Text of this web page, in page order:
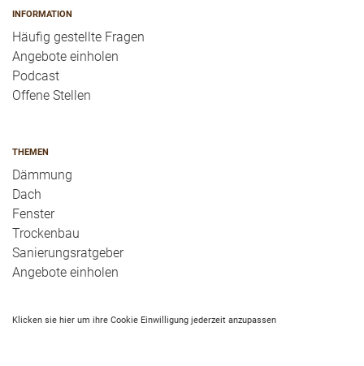
INFORMATION
Häufig gestellte Fragen
Angebote einholen
Podcast
Offene Stellen
THEMEN
Dämmung
Dach
Fenster
Trockenbau
Sanierungsratgeber
Angebote einholen
Klicken sie hier um ihre Cookie Einwilligung jederzeit anzupassen